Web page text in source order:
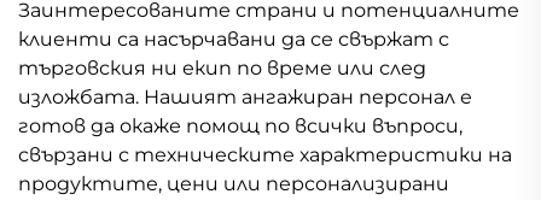
Заинтересованите страни и потенциалните
клиенти са насърчавани да се свържат с
търговския ни екип по време или след
изложбата. Нашият ангажиран персонал е
готов да окаже помощ по всички въпроси,
свързани с техническите характеристики на
продуктите, цени или персонализирани